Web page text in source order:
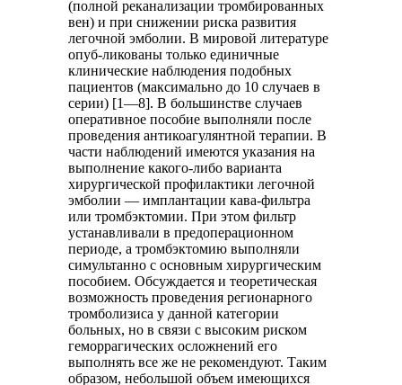
(полной реканализации тромбированных
вен) и при снижении риска развития
легочной эмболии. В мировой литературе
опуб-ликованы только единичные
клинические наблюдения подобных
пациентов (максимально до 10 случаев в
серии) [1—8]. В большинстве случаев
оперативное пособие выполняли после
проведения антикоагулянтной терапии. В
части наблюдений имеются указания на
выполнение какого-либо варианта
хирургической профилактики легочной
эмболии — имплантации кава-фильтра
или тромбэктомии. При этом фильтр
устанавливали в предоперационном
периоде, а тромбэктомию выполняли
симультанно с основным хирургическим
пособием. Обсуждается и теоретическая
возможность проведения регионарного
тромболизиса у данной категории
больных, но в связи с высоким риском
геморрагических осложнений его
выполнять все же не рекомендуют. Таким
образом, небольшой объем имеющихся